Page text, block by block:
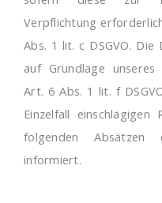
Verpflichtung
Abs. 1 lit. c DSGVO.
auf Grundlage
Art. 6 Abs. 1 lit. f
Einzelfall
folgenden Absätzen
informiert.